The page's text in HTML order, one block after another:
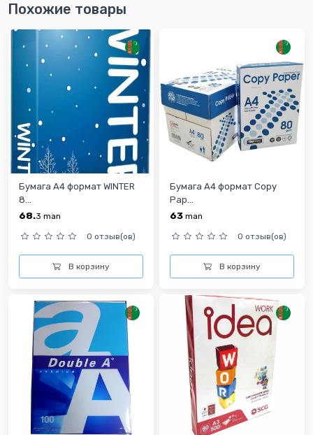
Похожие товары
Бумага А4 формат WINTER
8...
68.3 man
0 отзыв(ов)
В корзину
Бумага А4 формат Copy
Pap...
63 man
0 отзыв(ов)
В корзину